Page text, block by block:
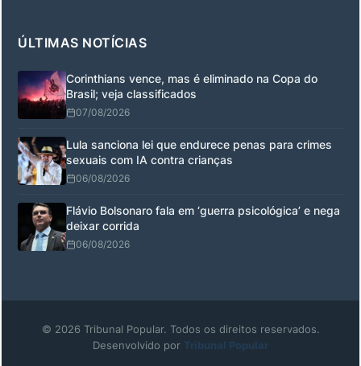
ÚLTIMAS NOTÍCIAS
Corinthians vence, mas é eliminado na Copa do
Brasil; veja classificados
07/08/2026
Lula sanciona lei que endurece penas para crimes
sexuais com IA contra crianças
06/08/2026
Flávio Bolsonaro fala em ‘guerra psicológica’ e nega
deixar corrida
06/08/2026
© 2026 Tribunal Popular. Todos os direitos reservados.
Desenvolvido por Tribunal Popular